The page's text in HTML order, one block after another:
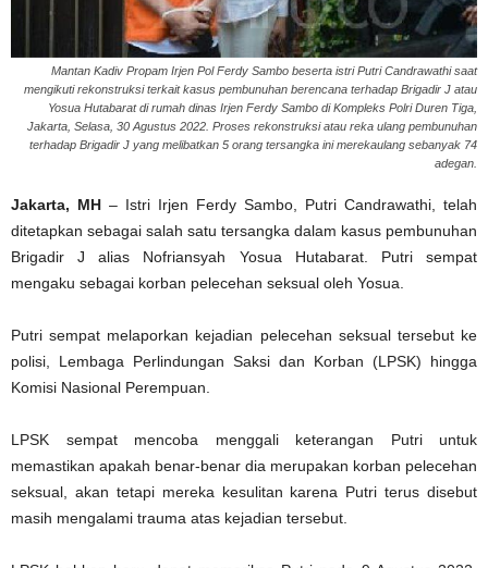
Mantan Kadiv Propam Irjen Pol Ferdy Sambo beserta istri Putri Candrawathi saat
mengikuti rekonstruksi terkait kasus pembunuhan berencana terhadap Brigadir J atau
Yosua Hutabarat di rumah dinas Irjen Ferdy Sambo di Kompleks Polri Duren Tiga,
Jakarta, Selasa, 30 Agustus 2022. Proses rekonstruksi atau reka ulang pembunuhan
terhadap Brigadir J yang melibatkan 5 orang tersangka ini merekaulang sebanyak 74
adegan.
Jakarta, MH – Istri Irjen Ferdy Sambo, Putri Candrawathi, telah
ditetapkan sebagai salah satu tersangka dalam kasus pembunuhan
Brigadir J alias Nofriansyah Yosua Hutabarat. Putri sempat
mengaku sebagai korban pelecehan seksual oleh Yosua.
Putri sempat melaporkan kejadian pelecehan seksual tersebut ke
polisi, Lembaga Perlindungan Saksi dan Korban (LPSK) hingga
Komisi Nasional Perempuan.
LPSK sempat mencoba menggali keterangan Putri untuk
memastikan apakah benar-benar dia merupakan korban pelecehan
seksual, akan tetapi mereka kesulitan karena Putri terus disebut
masih mengalami trauma atas kejadian tersebut.